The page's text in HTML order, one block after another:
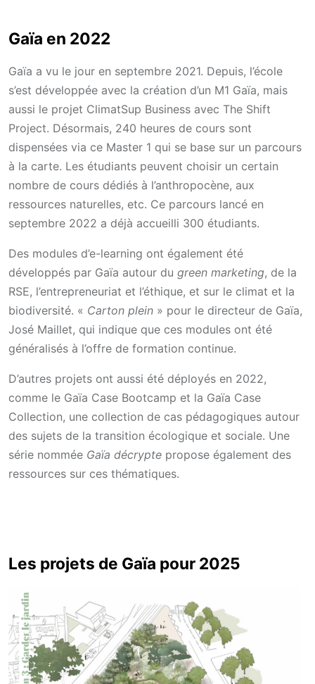
Gaïa en 2022
Gaïa a vu le jour en septembre 2021. Depuis, l’école
s’est développée avec la création d’un M1 Gaïa, mais
aussi le projet ClimatSup Business avec The Shift
Project. Désormais, 240 heures de cours sont
dispensées via ce Master 1 qui se base sur un parcours
à la carte. Les étudiants peuvent choisir un certain
nombre de cours dédiés à l’anthropocène, aux
ressources naturelles, etc. Ce parcours lancé en
septembre 2022 a déjà accueilli 300 étudiants.
Des modules d’e-learning ont également été
développés par Gaïa autour du green marketing, de la
RSE, l’entrepreneuriat et l’éthique, et sur le climat et la
biodiversité. « Carton plein » pour le directeur de Gaïa,
José Maillet, qui indique que ces modules ont été
généralisés à l’offre de formation continue.
D’autres projets ont aussi été déployés en 2022,
comme le Gaïa Case Bootcamp et la Gaïa Case
Collection, une collection de cas pédagogiques autour
des sujets de la transition écologique et sociale. Une
série nommée Gaïa décrypte propose également des
ressources sur ces thématiques.
Les projets de Gaïa pour 2025